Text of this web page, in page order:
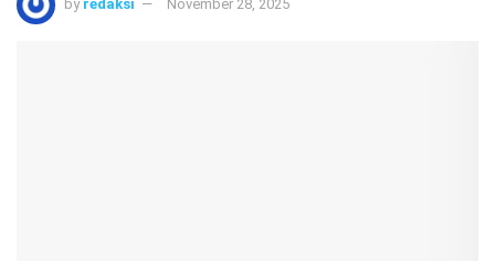
by redaksi November 28, 2025